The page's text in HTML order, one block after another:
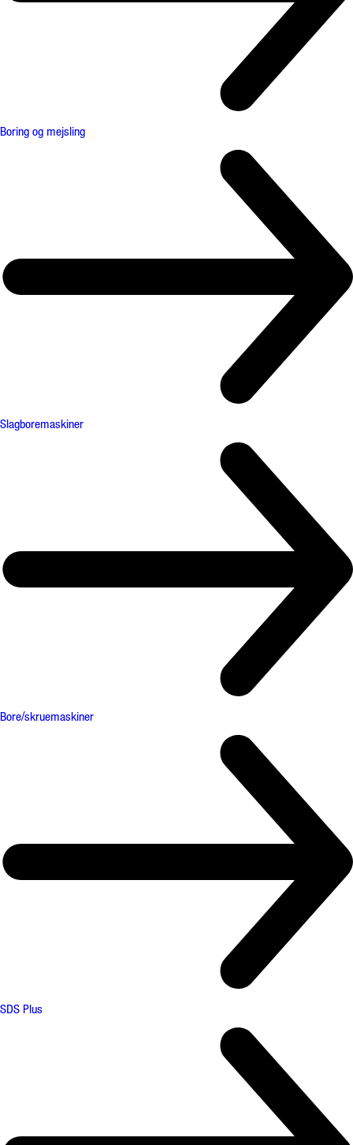
Boring og mejsling
Slagboremaskiner
Bore/skruemaskiner
SDS Plus